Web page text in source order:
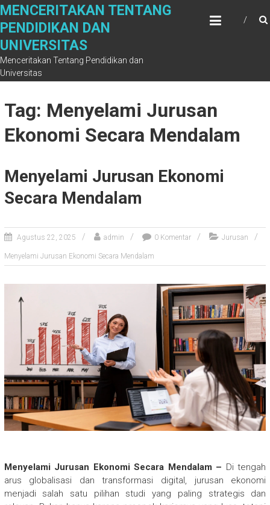
Skip
content
MENCERITAKAN TENTANG
PENDIDIKAN DAN
UNIVERSITAS
Menceritakan Tentang Pendidikan dan
Universitas
Tag: Menyelami Jurusan
Ekonomi Secara Mendalam
Menyelami Jurusan Ekonomi
Secara Mendalam
Agustus 22, 2025 admin 0 Komentar Jurusan
Menyelami Jurusan Ekonomi Secara Mendalam
Menyelami Jurusan Ekonomi Secara Mendalam – Di tengah
arus globalisasi dan transformasi digital, jurusan ekonomi
menjadi salah satu pilihan studi yang paling strategis dan